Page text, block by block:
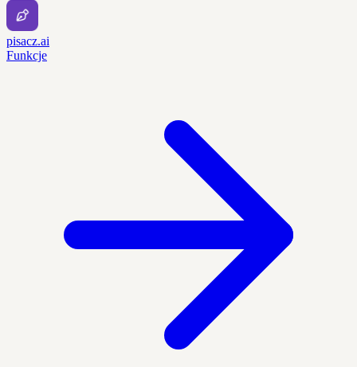
pisacz.ai
Funkcje